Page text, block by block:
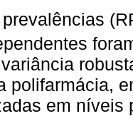
polifarmácia,
em níveis